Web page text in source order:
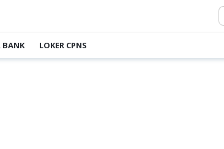
BANK LOKER CPNS